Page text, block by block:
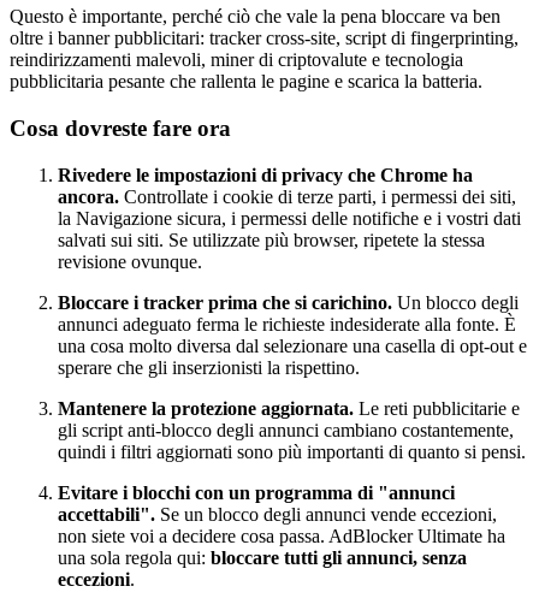
Questo è importante, perché ciò che vale la pena bloccare va ben
oltre i banner pubblicitari: tracker cross-site, script di fingerprinting,
reindirizzamenti malevoli, miner di criptovalute e tecnologia
pubblicitaria pesante che rallenta le pagine e scarica la batteria.
Cosa dovreste fare ora
Rivedere le impostazioni di privacy che Chrome ha
ancora. Controllate i cookie di terze parti, i permessi dei siti,
la Navigazione sicura, i permessi delle notifiche e i vostri dati
salvati sui siti. Se utilizzate più browser, ripetete la stessa
revisione ovunque.
Bloccare i tracker prima che si carichino. Un blocco degli
annunci adeguato ferma le richieste indesiderate alla fonte. È
una cosa molto diversa dal selezionare una casella di opt-out e
sperare che gli inserzionisti la rispettino.
Mantenere la protezione aggiornata. Le reti pubblicitarie e
gli script anti-blocco degli annunci cambiano costantemente,
quindi i filtri aggiornati sono più importanti di quanto si pensi.
Evitare i blocchi con un programma di "annunci
accettabili". Se un blocco degli annunci vende eccezioni,
non siete voi a decidere cosa passa. AdBlocker Ultimate ha
una sola regola qui: bloccare tutti gli annunci, senza
eccezioni.